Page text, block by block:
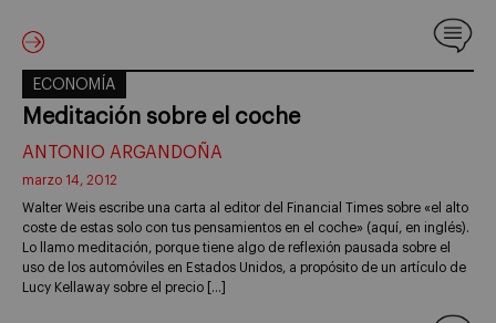
ECONOMÍA
Meditación sobre el coche
ANTONIO ARGANDOÑA
marzo 14, 2012
Walter Weis escribe una carta al editor del Financial Times sobre «el alto
coste de estas solo con tus pensamientos en el coche» (aquí, en inglés).
Lo llamo meditación, porque tiene algo de reflexión pausada sobre el
uso de los automóviles en Estados Unidos, a propósito de un artículo de
Lucy Kellaway sobre el precio […]